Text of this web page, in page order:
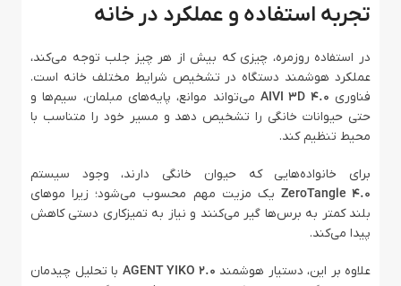
تجربه استفاده و عملکرد در خانه
در استفاده روزمره، چیزی که بیش از هر چیز جلب توجه می‌کند،
عملکرد هوشمند دستگاه در تشخیص شرایط مختلف خانه است.
فناوری AIVI 3D 4.0 می‌تواند موانع، پایه‌های مبلمان، سیم‌ها و
حتی حیوانات خانگی را تشخیص دهد و مسیر خود را متناسب با
محیط تنظیم کند.
برای خانواده‌هایی که حیوان خانگی دارند، وجود سیستم
ZeroTangle 4.0 یک مزیت مهم محسوب می‌شود؛ زیرا موهای
بلند کمتر به برس‌ها گیر می‌کنند و نیاز به تمیزکاری دستی کاهش
پیدا می‌کند.
علاوه بر این، دستیار هوشمند AGENT YIKO 2.0 با تحلیل چیدمان